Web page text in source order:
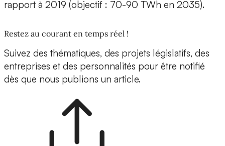
rapport à 2019 (objectif : 70-90 TWh en 2035).
Restez au courant en temps réel !
Suivez des thématiques, des projets législatifs, des
entreprises et des personnalités pour être notifié
dès que nous publions un article.